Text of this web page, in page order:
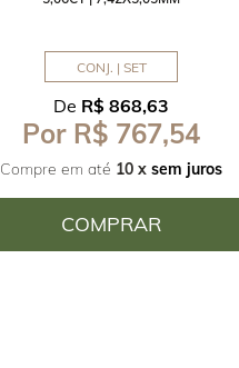
CONJ. | SET
De R$ 868,63
Por R$ 767,54
Compre em até 10 x sem juros
COMPRAR